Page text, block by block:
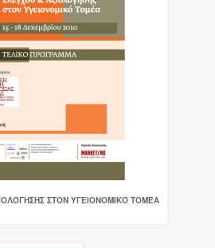
ΣΤΟΝ ΥΓΕΙΟΝΟΜΙΚΌ ΤΟΜΈΑ